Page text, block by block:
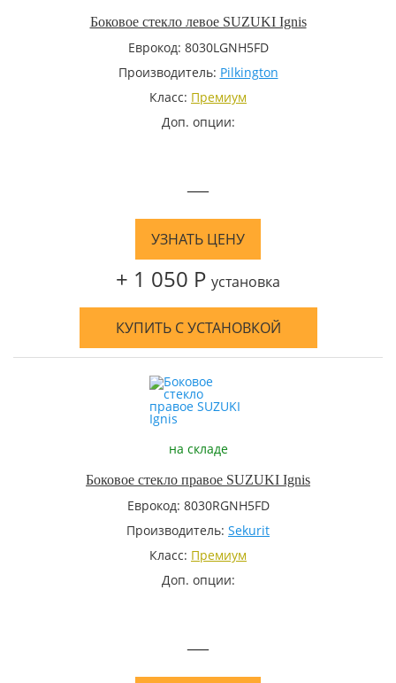
Боковое стекло левое SUZUKI Ignis
Еврокод: 8030LGNH5FD
Производитель: Pilkington
Класс: Премиум
Доп. опции:
—
УЗНАТЬ ЦЕНУ
+ 1 050 Р установка
КУПИТЬ С УСТАНОВКОЙ
на складе
Боковое стекло правое SUZUKI Ignis
Еврокод: 8030RGNH5FD
Производитель: Sekurit
Класс: Премиум
Доп. опции:
—